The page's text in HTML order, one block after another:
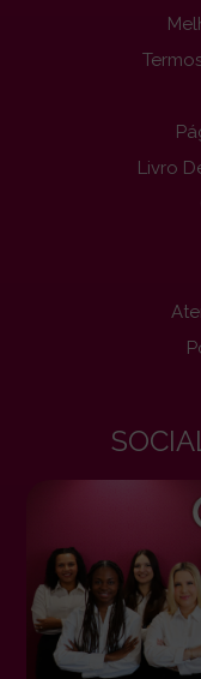
Livro